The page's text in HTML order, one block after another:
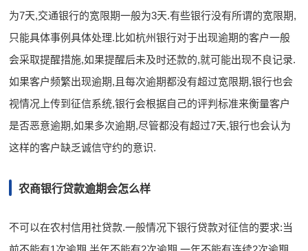
为7天,交通银行的宽限期一般为3天.有些银行没有所谓的宽限期,
只能具体事例具体处理.比如杭州银行对于出现逾期的客户一般
会采取提醒措施,如果提醒后未及时还款的,就可能出现不良记录.
如果客户频繁出现逾期,且每次逾期都没有超过宽限期,银行也会
视情况上传到征信系统,银行会根据自己的评判标准来衡量客户
是否恶意逾期,如果多次逾期,尽管都没有超过7天,银行也会认为
这样的客户缺乏诚信守约的意识.
农商银行贷款逾期会怎么样
不可以在农村信用社贷款.一般情况下银行贷款对征信的要求:当